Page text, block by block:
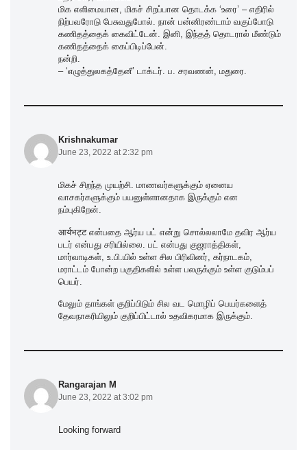
மிக எளிமையான, மிகச் சிறப்பான தொடக்க ‘உரை’ – எதிரில்
நிற்பவரோடு பேசுவதுபோல். நான் பன்னிரண்டாம் வகுப்போடு
கணிதத்தைக் கைவிட்டேன். இனி, இந்தத் தொடரால் மீண்டும்
கணிதத்தைக் கைப்பிடிப்பேன்.
நன்றி.
– ‘எழுத்துலகத்தேனீ’ டாக்டர். ப. சரவணன், மதுரை.
Krishnakumar
June 23, 2022 at 2:32 pm
மிகச் சிறந்த முயற்சி. மாணவர்களுக்கும் ஏனைய
வாசகர்களுக்கும் பயனுள்ளானதாக இருக்கும் என
நம்புகிறேன்.
आर्यभट्ट என்பதை ஆர்ய பட் என்று சொல்லலாமே தவிர ஆர்ய
படர் என்பது சரியில்லை. பட் என்பது குஜராத்திகள்,
மார்வாடிகள், உ.பி.யில் உள்ள சில பிரிவினர், கர்நாடகம்,
மராட்டம் போன்ற பகுதிகளில் உள்ள பலருக்கும் உள்ள குடும்பப்
பெயர்.
மேலும் தாங்கள் குறிப்பிடும் சில வட மொழிப் பெயர்களைத்
தேவநாகரியிலும் குறிப்பிட்டால் உதவிகரமாக இருக்கும்.
Rangarajan M
June 23, 2022 at 3:02 pm
Looking forward